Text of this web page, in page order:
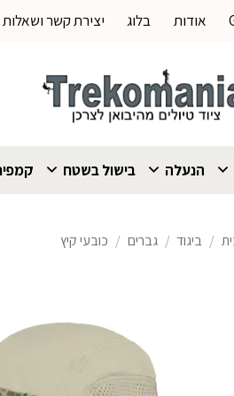
אודות בלוג יצירת קשר ושאלות
הנעלה בישול בשטח
/ ביגוד / גברים / כובעי קיץ